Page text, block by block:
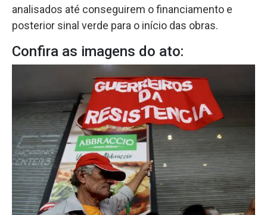
analisados até conseguirem o financiamento e
posterior sinal verde para o início das obras.
Confira as imagens do ato: